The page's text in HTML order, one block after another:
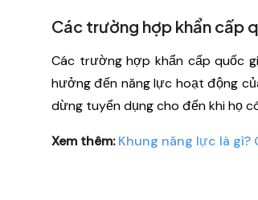
Các trường hợp khẩn cấp
Các trường hợp khẩn cấp quốc
hưởng đến năng lực hoạt động
dừng tuyển dụng cho đến khi họ
Xem thêm: Khung năng lực là gì?